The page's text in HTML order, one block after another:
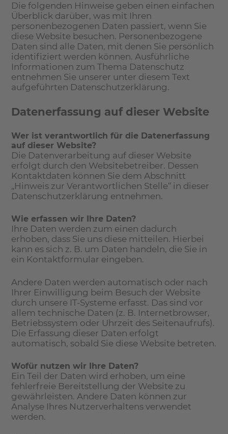
Die folgenden Hinweise geben einen einfachen
Überblick darüber, was mit Ihren
personenbezogenen Daten passiert, wenn Sie
diese Website besuchen. Personenbezogene
Daten sind alle Daten, mit denen Sie persönlich
identifiziert werden können. Ausführliche
Informationen zum Thema Datenschutz
entnehmen Sie unserer unter diesem Text
aufgeführten Datenschutzerklärung.
Datenerfassung auf dieser Website
Wer ist verantwortlich für die Datenerfassung
auf dieser Website?
Die Datenverarbeitung auf dieser Website
erfolgt durch den Websitebetreiber. Dessen
Kontaktdaten können Sie dem Abschnitt
„Hinweis zur Verantwortlichen Stelle“ in dieser
Datenschutzerklärung entnehmen.
Wie erfassen wir Ihre Daten?
Ihre Daten werden zum einen dadurch
erhoben, dass Sie uns diese mitteilen. Hierbei
kann es sich z. B. um Daten handeln, die Sie in
ein Kontaktformular eingeben.
Andere Daten werden automatisch oder nach
Ihrer Einwilligung beim Besuch der Website
durch unsere IT-Systeme erfasst. Das sind vor
allem technische Daten (z. B. Internetbrowser,
Betriebssystem oder Uhrzeit des Seitenaufrufs).
Die Erfassung dieser Daten erfolgt
automatisch, sobald Sie diese Website betreten.
Wofür nutzen wir Ihre Daten?
Ein Teil der Daten wird erhoben, um eine
fehlerfreie Bereitstellung der Website zu
gewährleisten. Andere Daten können zur
Analyse Ihres Nutzerverhaltens verwendet
werden.